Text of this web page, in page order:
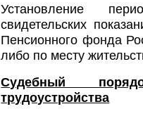
Установление
свидетельских
Пенсионного фонда
либо по месту
Судебный
трудоустройства